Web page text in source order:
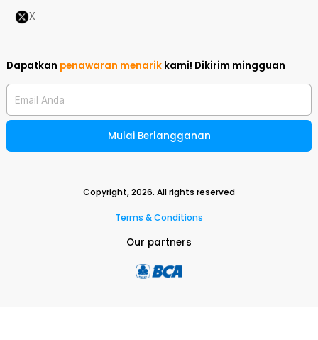
X
Dapatkan penawaran menarik kami! Dikirim mingguan
Email Anda
Mulai Berlangganan
Copyright,2026. All rights reserved
Terms & Conditions
Our partners